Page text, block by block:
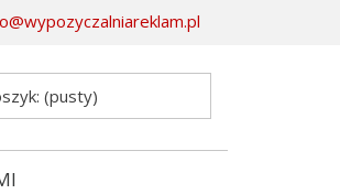
(pusty)